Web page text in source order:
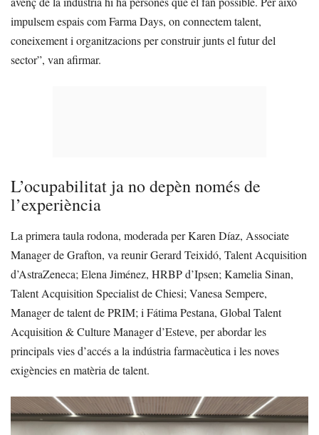
impulsem espais com Farma Days, on connectem talent,
coneixement i organitzacions per construir junts el futur del
sector”, van afirmar.
L’ocupabilitat ja no depèn només de
l’experiència
La primera taula rodona, moderada per Karen Díaz, Associate
Manager de Grafton, va reunir Gerard Teixidó, Talent Acquisition
d’AstraZeneca; Elena Jiménez, HRBP d’Ipsen; Kamelia Sinan,
Talent Acquisition Specialist de Chiesi; Vanesa Sempere,
Manager de talent de PRIM; i Fátima Pestana, Global Talent
Acquisition & Culture Manager d’Esteve, per abordar les
principals vies d’accés a la indústria farmacèutica i les noves
exigències en matèria de talent.